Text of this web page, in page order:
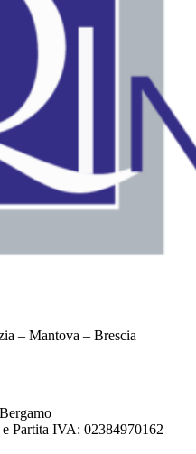
– Mantova – Brescia
Partita IVA: 02384970162 –